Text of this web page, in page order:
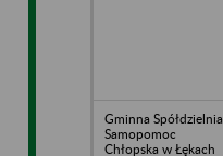
Gminna Spółdzielnia
Samopomoc
Chłopska w Łękach